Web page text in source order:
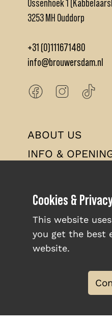
Ossenhoek 1
3253 MH Ouddorp
+31 (0)111671480
info@brouwersdam.nl
ABOUT US
INFO &
PRIVACY POLICY
© Zeil- &
Cookies &
This website
you get the best
website.